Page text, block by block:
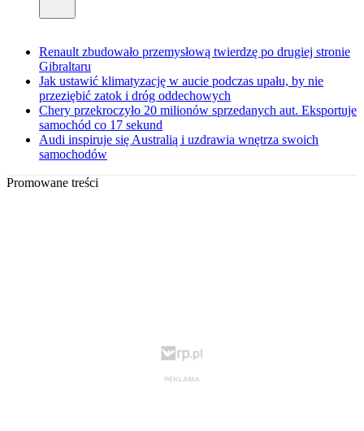
Renault zbudowało przemysłową twierdzę po drugiej stronie
Gibraltaru
Jak ustawić klimatyzację w aucie podczas upału, by nie
przeziębić zatok i dróg oddechowych
Chery przekroczyło 20 milionów sprzedanych aut. Eksportuje
samochód co 17 sekund
Audi inspiruje się Australią i uzdrawia wnętrza swoich
samochodów
Promowane treści